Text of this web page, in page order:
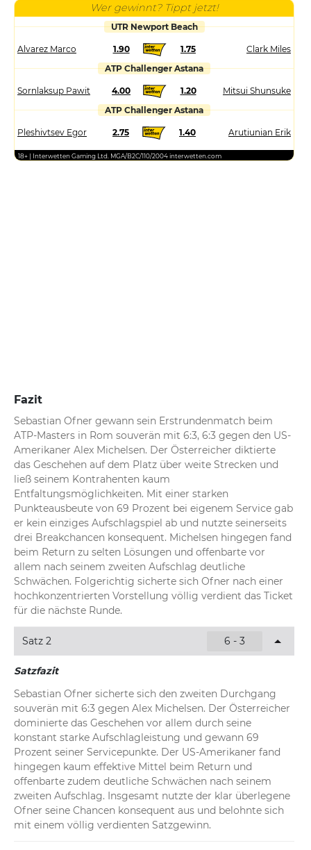
Wer gewinnt? Tippt jetzt!
UTR Newport Beach
Alvarez Marco 1.90 1.75
Clark Miles
ATP Challenger Astana
Sornlaksup Pawit 4.00 1.20
Mitsui Shunsuke
ATP Challenger Astana
Pleshivtsev Egor 2.75 1.40 Arutiunian Erik
18+ | Interwetten Gaming Ltd. MGA/B2C/110/2004 interwetten.com
Fazit
Sebastian Ofner gewann sein Erstrundenmatch beim
ATP-Masters in Rom souverän mit 6:3, 6:3 gegen den US-
Amerikaner Alex Michelsen. Der Österreicher diktierte
das Geschehen auf dem Platz über weite Strecken und
ließ seinem Kontrahenten kaum
Entfaltungsmöglichkeiten. Mit einer starken
Punkteausbeute von 69 Prozent bei eigenem Service gab
er kein einziges Aufschlagspiel ab und nutzte seinerseits
drei Breakchancen konsequent. Michelsen hingegen fand
beim Return zu selten Lösungen und offenbarte vor
allem nach seinem zweiten Aufschlag deutliche
Schwächen. Folgerichtig sicherte sich Ofner nach einer
hochkonzentrierten Vorstellung völlig verdient das Ticket
für die nächste Runde.
Satz 2 6 - 3
Satzfazit
Sebastian Ofner sicherte sich den zweiten Durchgang
souverän mit 6:3 gegen Alex Michelsen. Der Österreicher
dominierte das Geschehen vor allem durch seine
konstant starke Aufschlagleistung und gewann 69
Prozent seiner Servicepunkte. Der US-Amerikaner fand
hingegen kaum effektive Mittel beim Return und
offenbarte zudem deutliche Schwächen nach seinem
zweiten Aufschlag. Insgesamt nutzte der klar überlegene
Ofner seine Chancen konsequent aus und belohnte sich
mit einem völlig verdienten Satzgewinn.